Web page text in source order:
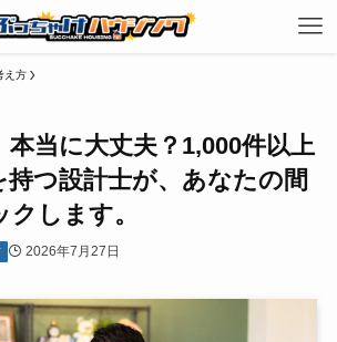
え方
本当に大丈夫？1,000件以上
持つ設計士が、あなたの間
します。
2026年7月27日